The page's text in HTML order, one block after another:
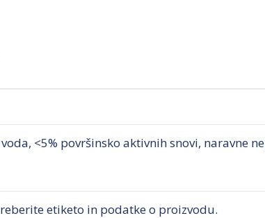
<5% površinsko aktivnih snovi, naravne
etiketo in podatke o proizvodu.